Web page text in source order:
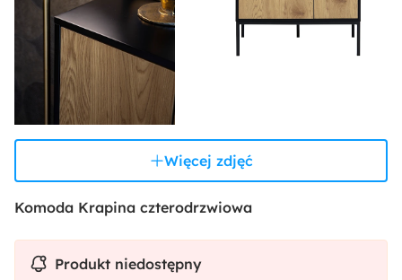
Więcej zdjęć
Komoda Krapina czterodrzwiowa
Produkt niedostępny